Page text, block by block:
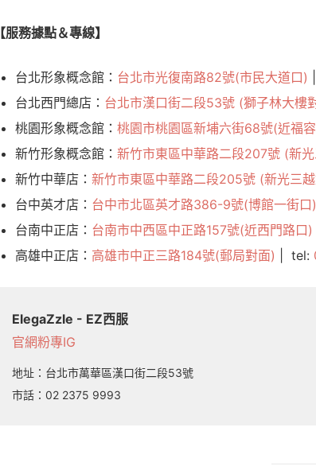
【服務據點＆專線】
台北形象概念館： 台北市光復南路82號(市民大道口)
台北西門總店： 台北市漢口街二段53號 (獅子林大樓
桃園形象概念館： 桃園市桃園區新埔六街68號(近福
新竹形象概念館： 新竹市東區中華路二段207號 (新
新竹中華店： 新竹市東區中華路二段205號 (新光三
台中英才店： 台中市北區英才路386-9號(博館一街口)
台南中正店： 台南市中西區中正路157號(近西門路口)
高雄中正店： 高雄市中正三路184號(郵局對面) | tel:
ElegaZzle - EZ西服
官網粉專IG
地址： 台北市萬華區漢口街二段53號
市話： 02 2375 9993